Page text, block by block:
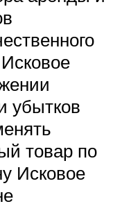
убытков
товар по
Исковое